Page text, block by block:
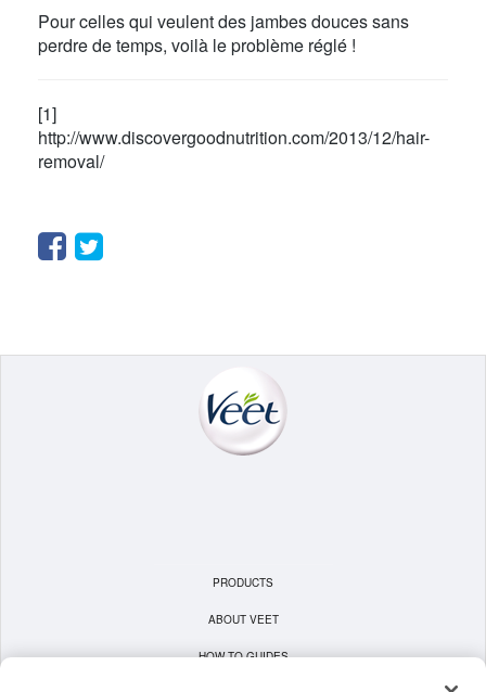
Pour celles qui veulent des jambes douces sans
perdre de temps, voilà le problème réglé !
[1]
http://www.discovergoodnutrition.com/2013/12/hair-
removal/
Facebook
Twitter
PRODUCTS
ABOUT VEET
HOW TO GUIDES